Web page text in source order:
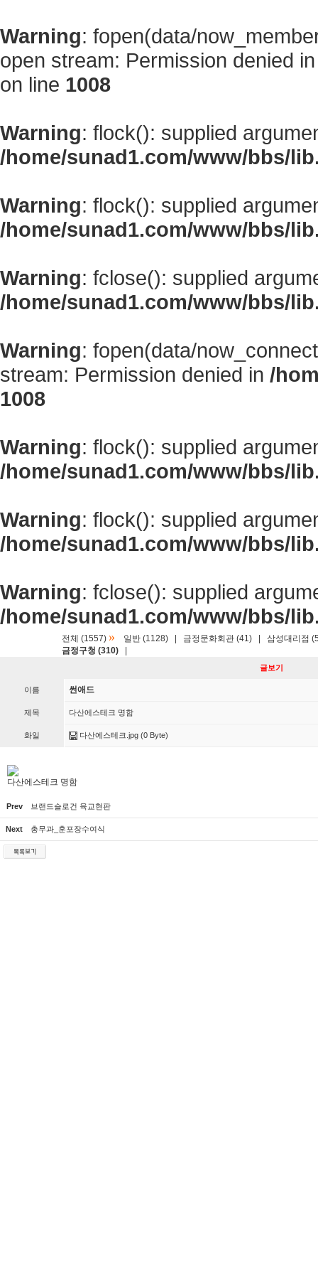
Warning: fopen(data/
open stream: Permission denied
on line 1008
Warning: flock(): supplied
/home/sunad1.com/www/bbs/
Warning: flock(): supplied
/home/sunad1.com/www/bbs/
Warning: fclose(): supplied
/home/sunad1.com/www/bbs/
Warning: fopen(data/
stream: Permission denied in /
1008
Warning: flock(): supplied
/home/sunad1.com/www/bbs/
Warning: flock(): supplied
/home/sunad1.com/www/bbs/
Warning: fclose(): supplied
/home/sunad1.com/www/bbs/
전체 (1557) » 일반 (1128) 금정문화회관 (41)
삼성대리점
금정구청 (310)
글보기
이름 썬애드
제목 다산에스테크 명함
화일 다산에스테크.jpg (0 Byte)
다산에스테크 명함
Prev 브랜드슬로건 육교현판
Next 총무과_훈포장수여식